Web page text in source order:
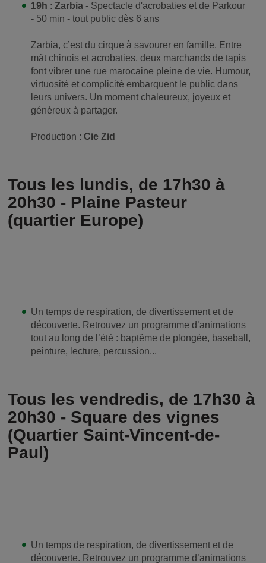
19h : Zarbia - Spectacle d'acrobaties et de Parkour
- 50 min - tout public dès 6 ans
Zarbia, c’est du cirque à savourer en famille. Entre
mât chinois et acrobaties, deux marchands de tapis
font vibrer une rue marocaine pleine de vie. Humour,
virtuosité et complicité embarquent le public dans
leurs univers. Un moment chaleureux, joyeux et
généreux à partager.
Production : Cie Zid
Tous les lundis, de 17h30 à
20h30 - Plaine Pasteur
(quartier Europe)
Un temps de respiration, de divertissement et de
découverte. Retrouvez un programme d’animations
tout au long de l’été : baptême de plongée, baseball,
peinture, lecture, percussion...
Tous les vendredis, de 17h30 à
20h30 - Square des vignes
(Quartier Saint-Vincent-de-
Paul)
Un temps de respiration, de divertissement et de
découverte. Retrouvez un programme d’animations